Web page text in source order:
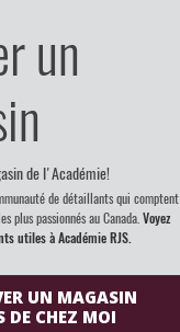
un
de l'Académie!
de détaillants qui comptent
plus passionnés au Canada. Voyez
utiles à Académie RJS.
UN MAGASIN
DE CHEZ MOI